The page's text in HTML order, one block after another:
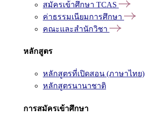
สมัครเข้าศึกษา TCAS
ค่าธรรมเนียมการศึกษา
คณะและสำนักวิชา
หลักสูตร
หลักสูตรที่เปิดสอน (ภาษาไทย)
หลักสูตรนานาชาติ
การสมัครเข้าศึกษา